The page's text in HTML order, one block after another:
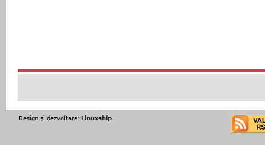
Design şi dezvoltare: Linuxship